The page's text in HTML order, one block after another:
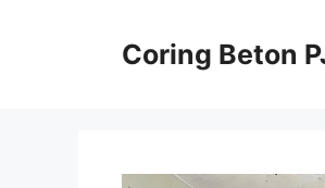
Coring Beton